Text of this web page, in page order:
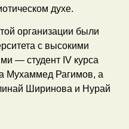
духе.
организации были
с высокими
— студент IV курса
Мухаммед Рагимов, а
Ширинова и Нурай